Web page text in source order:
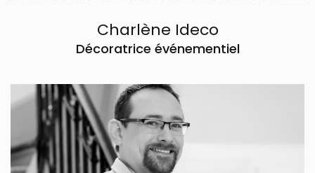
Charlène Ideco
Décoratrice événementiel
Boris